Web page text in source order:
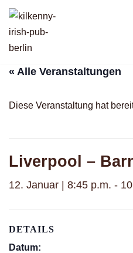
Zum
Inhalt
« Alle Veranstaltungen
Diese Veranstaltung hat
Liverpool –
12. Januar | 8:45 p.m. -
DETAILS
Datum: